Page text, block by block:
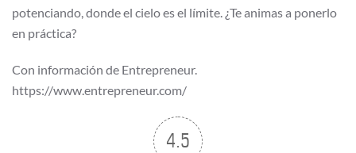
potenciando, donde el cielo es el límite. ¿Te animas a ponerlo
en práctica?
Con información de Entrepreneur.
https://www.entrepreneur.com/
4.5